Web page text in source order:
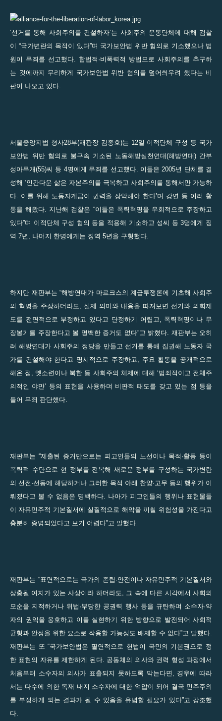
‘선거를 통해 사회주의를 건설하자’는 사회주의 운동단체에 대해 검찰
이 “국가변란의 목적이 있다”며 국가보안법 위반 혐의로 기소했으나 법
원이 무죄를 선고했다. 합법적·비폭력적 방법으로 사회주의를 추구하
는 것에까지 무리하게 국가보안법 위반 혐의를 덮어씌우려 했다는 비
판이 나오고 있다.
서울중앙지법 형사28부(재판장 김종호)는 12일 이적단체 구성 등 국가
보안법 위반 혐의로 불구속 기소된 노동해방실천연대(해방연대) 간부
성아무개(55)씨 등 4명에게 무죄를 선고했다. 이들은 2005년 단체를 결
성해 ‘인간다운 삶은 자본주의를 극복하고 사회주의를 통해서만 가능하
다. 이를 위해 노동자계급이 권력을 장악해야 한다’며 강연 등 여러 활
동을 해왔다. 지난해 검찰은 “이들은 폭력혁명을 우회적으로 주장하고
있다”며 이적단체 구성 혐의 등을 적용해 기소하고 성씨 등 3명에게 징
역 7년, 나머지 한명에게는 징역 5년을 구형했다.
하지만 재판부는 “해방연대가 마르크스의 계급투쟁론에 기초해 사회주
의 혁명을 주장하더라도, 실제 의미와 내용을 따져보면 선거와 의회제
도를 전면적으로 부정하고 있다고 단정하기 어렵고, 폭력혁명이나 무
장봉기를 주장한다고 볼 명백한 증거도 없다”고 밝혔다. 재판부는 오히
려 해방연대가 사회주의 정당을 만들고 선거를 통해 집권해 노동자 국
가를 건설해야 한다고 명시적으로 주장하고, 주요 활동을 공개적으로
해온 점, 옛소련이나 북한 등 사회주의 체제에 대해 ‘범죄적이고 전체주
의적인 야만’ 등의 표현을 사용하며 비판적 태도를 갖고 있는 점 등을
들어 무죄 판단했다.
재판부는 “제출된 증거만으로는 피고인들의 노선이나 목적·활동 등이
폭력적 수단으로 현 정부를 전복해 새로운 정부를 구성하는 국가변란
의 선전·선동에 해당하거나 그러한 목적 아래 찬양·고무 등의 행위가 이
뤄졌다고 볼 수 없음은 명백하다. 나아가 피고인들의 행위나 표현물들
이 자유민주적 기본질서에 실질적으로 해악을 끼칠 위험성을 가진다고
충분히 증명되었다고 보기 어렵다”고 말했다.
재판부는 “표면적으로는 국가의 존립·안전이나 자유민주적 기본질서와
상충될 여지가 있는 사상이라 하더라도, 그 속에 다른 시각에서 사회의
모순을 지적하거나 위법·부당한 공권력 행사 등을 규탄하며 소수자·약
자의 권익을 옹호하고 이를 실현하기 위한 방향으로 발전되어 사회적
균형과 안정을 위한 요소로 작용할 가능성도 배제할 수 없다”고 말했다.
재판부는 또 “국가보안법은 필연적으로 헌법이 국민의 기본권으로 정
한 표현의 자유를 제한하게 된다. 공동체의 의사와 권력 형성 과정에서
처음부터 소수자의 의사가 표출되지 못하도록 막는다면, 경우에 따라
서는 다수에 의한 독재 내지 소수자에 대한 억압이 되어 결국 민주주의
를 부정하게 되는 결과가 될 수 있음을 유념할 필요가 있다”고 강조했
다.